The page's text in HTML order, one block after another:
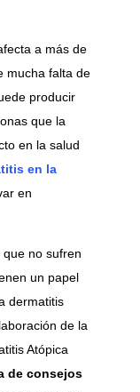
a más de
mucha falta de
producir
que la
en la salud
en la
en
no sufren
un papel
dermatitis
de la
Atópica
de consejos